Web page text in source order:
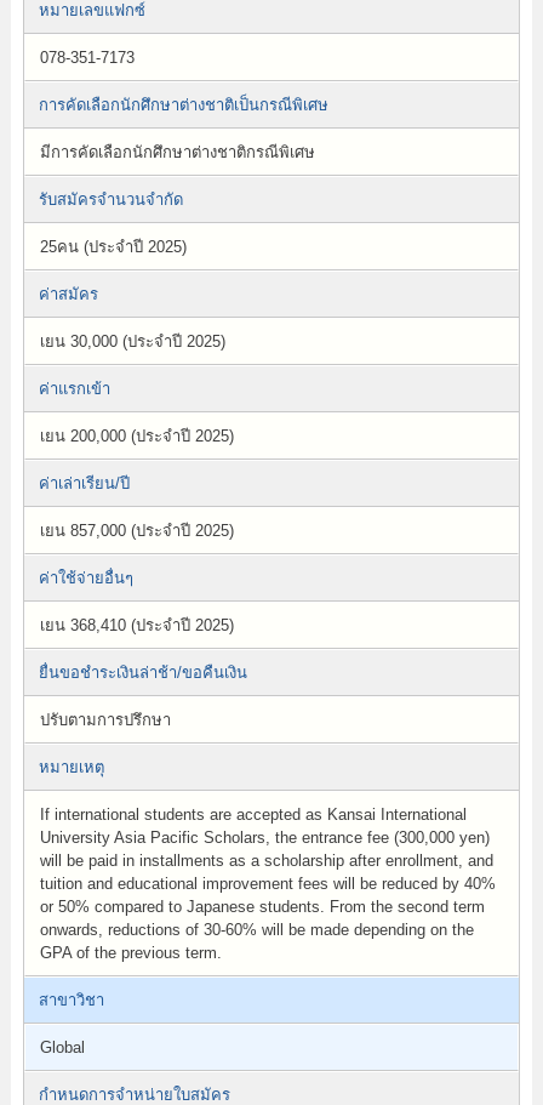
หมายเลขแฟกซ์
078-351-7173
การคัดเลือกนักศึกษาต่างชาติเป็นกรณีพิเศษ
มีการคัดเลือกนักศึกษาต่างชาติกรณีพิเศษ
รับสมัครจำนวนจำกัด
25คน (ประจำปี 2025)
ค่าสมัคร
เยน 30,000 (ประจำปี 2025)
ค่าแรกเข้า
เยน 200,000 (ประจำปี 2025)
ค่าเล่าเรียน/ปี
เยน 857,000 (ประจำปี 2025)
ค่าใช้จ่ายอื่นๆ
เยน 368,410 (ประจำปี 2025)
ยื่นขอชำระเงินล่าช้า/ขอคืนเงิน
ปรับตามการปรึกษา
หมายเหตุ
If international students are accepted as Kansai International
University Asia Pacific Scholars, the entrance fee (300,000 yen)
will be paid in installments as a scholarship after enrollment, and
tuition and educational improvement fees will be reduced by 40%
or 50% compared to Japanese students. From the second term
onwards, reductions of 30-60% will be made depending on the
GPA of the previous term.
สาขาวิชา
Global
กำหนดการจำหน่ายใบสมัคร